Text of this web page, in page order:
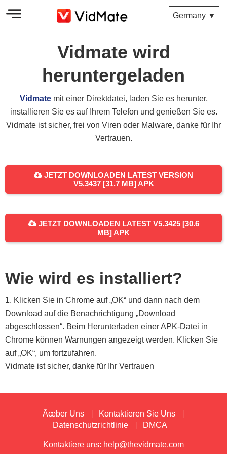
Germany ▼
Vidmate wird
heruntergeladen
Vidmate mit einer Direktdatei, laden Sie es herunter,
installieren Sie es auf Ihrem Telefon und genießen Sie es.
Vidmate ist sicher, frei von Viren oder Malware, danke für Ihr
Vertrauen.
JETZT DOWNLOADEN LATEST VERSION
V5.3437 [31.7 MB] APK
JETZT DOWNLOADEN LATEST V5.3425 [30.6
MB] APK
Wie wird es installiert?
1. Klicken Sie in Chrome auf „OK“ und dann nach dem
Download auf die Benachrichtigung „Download
abgeschlossen“. Beim Herunterladen einer APK-Datei in
Chrome können Warnungen angezeigt werden. Klicken Sie
auf „OK“, um fortzufahren.
Vidmate ist sicher, danke für Ihr Vertrauen
Ãœber Uns
Kontaktieren Sie Uns
Datenschutzrichtlinie
DMCA
Kontaktiere uns: help@thevidmate.com